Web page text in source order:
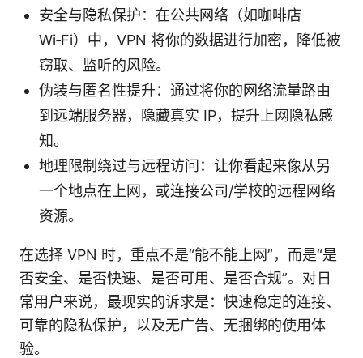
安全与隐私保护：在公共网络（如咖啡店
Wi‑Fi）中，VPN 将你的数据进行加密，降低被
窃取、监听的风险。
伪装与匿名性提升：通过将你的网络流量路由
到远端服务器，隐藏真实 IP，提升上网隐私感
知。
地理限制绕过与远程访问：让你看起来像从另
一个地点在上网，或连接公司/学校的远程网络
资源。
在选择 VPN 时，重点不是“能不能上网”，而是“是
否安全、是否快速、是否可用、是否合规”。对日
常用户来说，最现实的诉求是：快速稳定的连接、
可靠的隐私保护，以及无广告、无捆绑的使用体
验。